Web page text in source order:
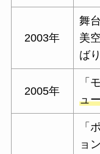
2003年
舞
美
ば
2005年
「
ュ
「
ョ